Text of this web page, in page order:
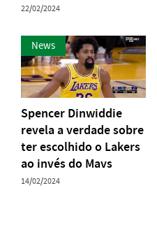
22/02/2024
News
Spencer Dinwiddie
revela a verdade sobre
ter escolhido o Lakers
ao invés do Mavs
14/02/2024